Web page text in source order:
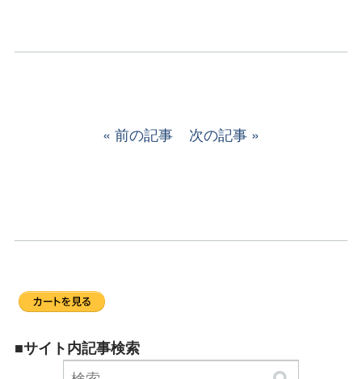
前の記事 次の記事
■サイト内記事検索